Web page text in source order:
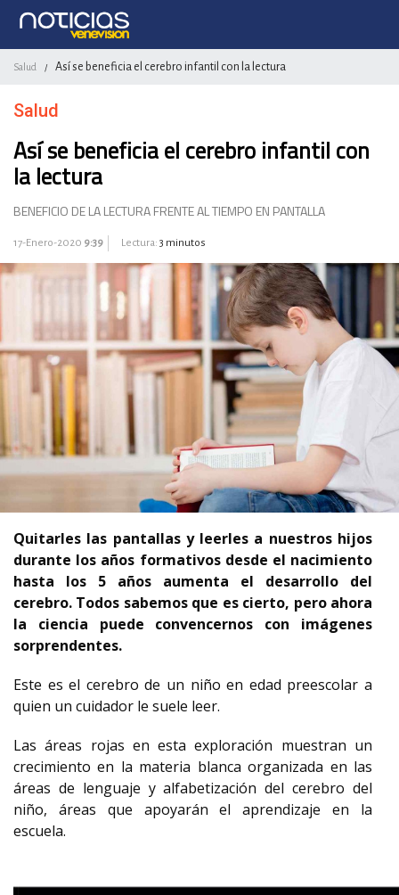
Salud / Así se beneficia el cerebro infantil con la lectura
Salud
Así se beneficia el cerebro infantil con
la lectura
BENEFICIO DE LA LECTURA FRENTE AL TIEMPO EN PANTALLA
17-Enero-2020 9:39 Lectura: 3 minutos
Quitarles las pantallas y leerles a nuestros hijos
durante los años formativos desde el nacimiento
hasta los 5 años aumenta el desarrollo del
cerebro. Todos sabemos que es cierto, pero ahora
la ciencia puede convencernos con imágenes
sorprendentes.
Este es el cerebro de un niño en edad preescolar a
quien un cuidador le suele leer.
Las áreas rojas en esta exploración muestran un
crecimiento en la materia blanca organizada en las
áreas de lenguaje y alfabetización del cerebro del
niño, áreas que apoyarán el aprendizaje en la
escuela.